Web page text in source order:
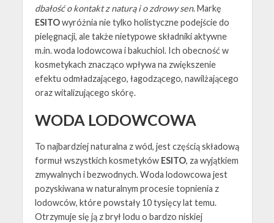
dbałość o kontakt z naturą i o zdrowy sen. Markę
ESITOwyróżnia nie tylko holistyczne podejście do
pielęgnacji, ale także nietypowe składniki aktywne
m.in. woda lodowcowa i bakuchiol. Ich obecność w
kosmetykach znacząco wpływa na zwiększenie
efektu odmładzającego, łagodzącego, nawilżającego
oraz witalizującego skórę.
WODA LODOWCOWA
To najbardziej naturalna z wód, jest częścią składową
formuł wszystkich kosmetykówESITO, za wyjątkiem
zmywalnych i bezwodnych. Woda lodowcowa jest
pozyskiwana w naturalnym procesie topnienia z
lodowców, które powstały 10 tysięcy lat temu.
Otrzymuje się ją z brył lodu o bardzo niskiej